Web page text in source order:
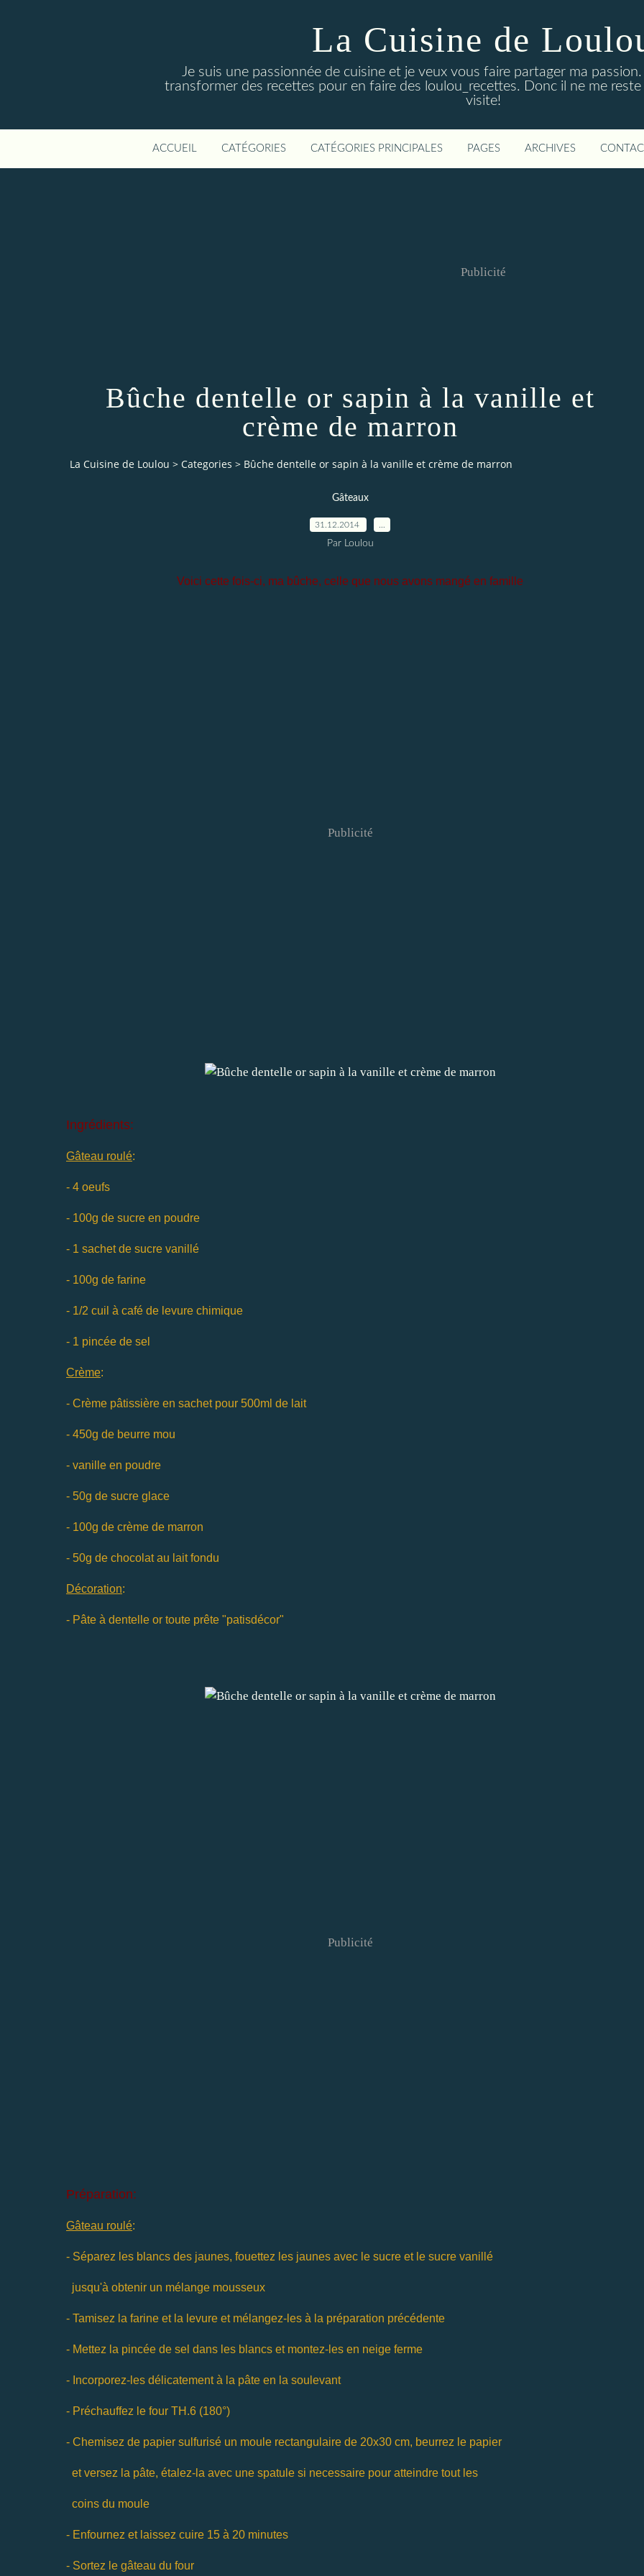
La Cuisine de
Je suis une passionnée de cuisine et je veux vous faire partager ma
transformer des recettes pour en faire des loulou_recettes. Donc il ne me
visite!
ACCUEIL CATÉGORIES CATÉGORIES PRINCIPALES PAGES ARCHIVES
Publicité
Bûche dentelle or sapin à la vanille et
crème de marron
La Cuisine de Loulou > Categories > Bûche dentelle or sapin à la vanille et crème de marron
Gâteaux
31.12.2014
Par Loulou
Voici cette fois-ci, ma bûche, celle que nous avons mangé en famille
Publicité
Ingrédients:
Gâteau roulé:
- 4 oeufs
- 100g de sucre en poudre
- 1 sachet de sucre vanillé
- 100g de farine
- 1/2 cuil à café de levure chimique
- 1 pincée de sel
Crème:
- Crème pâtissière en sachet pour 500ml de lait
- 450g de beurre mou
- vanille en poudre
- 50g de sucre glace
- 100g de crème de marron
- 50g de chocolat au lait fondu
Décoration:
- Pâte à dentelle or toute prête "patisdécor"
Publicité
Préparation:
Gâteau roulé:
- Séparez les blancs des jaunes, fouettez les jaunes avec le sucre et le sucre vanillé
jusqu'à obtenir un mélange mousseux
- Tamisez la farine et la levure et mélangez-les à la préparation précédente
- Mettez la pincée de sel dans les blancs et montez-les en neige ferme
- Incorporez-les délicatement à la pâte en la soulevant
- Préchauffez le four TH.6 (180°)
- Chemisez de papier sulfurisé un moule rectangulaire de 20x30 cm, beurrez le papier
et versez la pâte, étalez-la avec une spatule si necessaire pour atteindre tout les
coins du moule
- Enfournez et laissez cuire 15 à 20 minutes
- Sortez le gâteau du four